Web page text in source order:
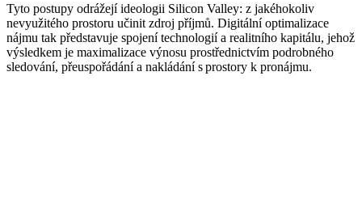
Tyto postupy odrážejí ideologii Silicon Valley: z jakéhokoliv
nevyužitého prostoru učinit zdroj příjmů. Digitální optimalizace
nájmu tak představuje spojení technologií a realitního kapitálu, jehož
výsledkem je maximalizace výnosu prostřednictvím podrobného
sledování, přeuspořádání a nakládání s prostory k pronájmu.